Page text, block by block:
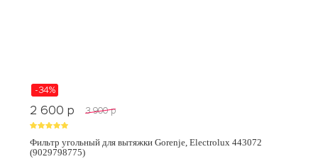
-34%
2 600 p 3 900 p
Фильтр угольный для вытяжки Gorenje, Electrolux 443072
(9029798775)